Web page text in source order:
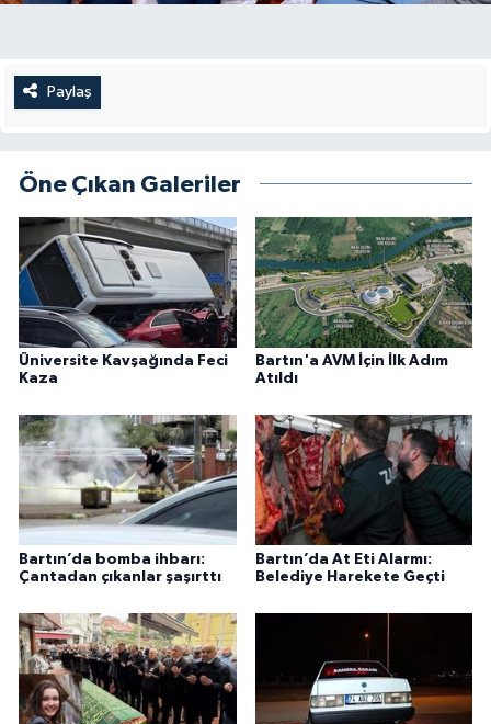
Paylaş
Öne Çıkan Galeriler
Üniversite Kavşağında Feci
Kaza
Bartın'a AVM İçin İlk Adım
Atıldı
Bartın’da bomba ihbarı:
Çantadan çıkanlar şaşırttı
Bartın’da At Eti Alarmı:
Belediye Harekete Geçti